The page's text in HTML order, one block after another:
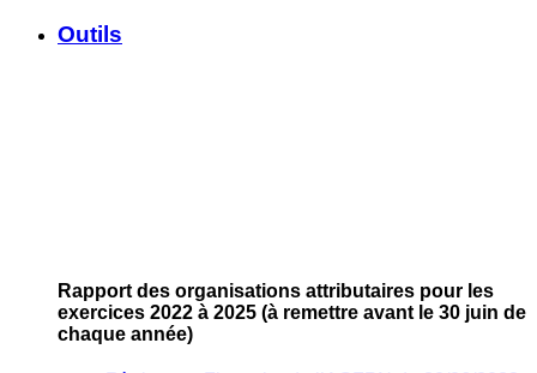
Outils
Rapport des organisations attributaires pour les
exercices 2022 à 2025 (à remettre avant le 30 juin de
chaque année)